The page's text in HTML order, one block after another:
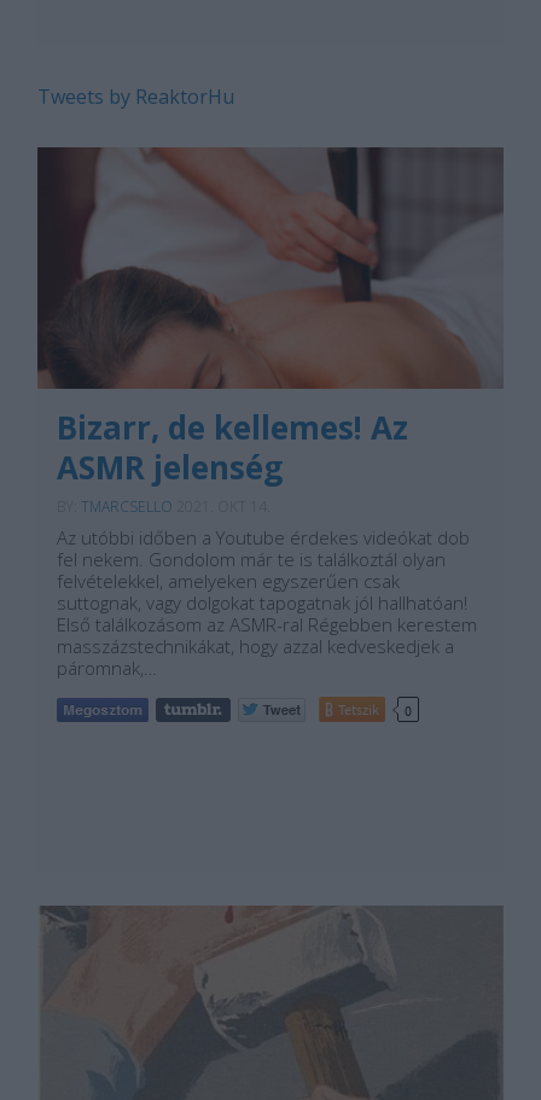
Tweets by ReaktorHu
Bizarr, de kellemes! Az
ASMR jelenség
TMARCSELLO
Az utóbbi időben a Youtube érdekes videókat dob
fel nekem. Gondolom már te is találkoztál olyan
felvételekkel, amelyeken egyszerűen csak
suttognak, vagy dolgokat tapogatnak jól hallhatóan!
Első találkozásom az ASMR-ral Régebben kerestem
masszázstechnikákat, hogy azzal kedveskedjek a
páromnak,…
Tetszik 0